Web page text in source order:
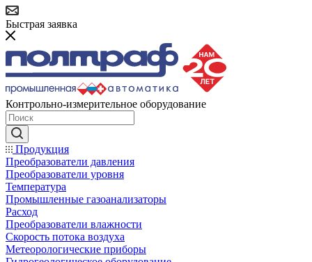
Быстрая заявка
Контрольно-измерительное оборудование
Продукция
Преобразователи давления
Преобразователи уровня
Температура
Промышленные газоанализаторы
Расход
Преобразователи влажности
Скорость потока воздуха
Метеорологические приборы